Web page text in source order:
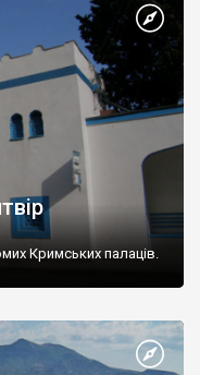
Кримських палаців.